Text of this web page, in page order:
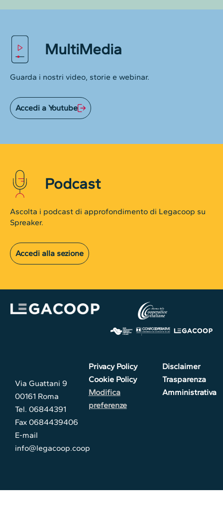
MultiMedia
Guarda i nostri video, storie e webinar.
Accedi a Youtube
Podcast
Ascolta i podcast di approfondimento di Legacoop su
Spreaker.
Accedi alla sezione
Via Guattani 9
00161 Roma
Tel. 06844391
Fax 0684439406
E-mail
info@legacoop.coop
Privacy Policy
Cookie Policy
Modifica
preferenze
Disclaimer
Trasparenza
Amministrativa